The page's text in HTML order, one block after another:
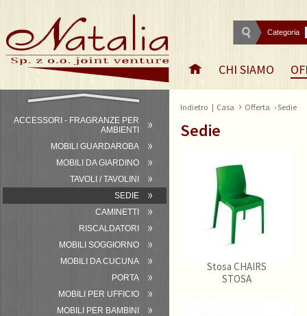
Categoria
CHI SIAMO
ACCESSORI - FRAGRANZE PER
AMBIENTI
MOBILI GUARDAROBA
MOBILI DA GIARDINO
TAVOLI / TAVOLINI
SEDIE
CAMINETTI
RISCALDATORI
MOBILI SOGGIORNO
MOBILI DA CUCUNA
PORTA
MOBILI PER UFFICIO
MOBILI PER BAMBINI
Indietro | Casa › Offerta › Sedie
Sedie
Stosa CHAIRS
STOSA